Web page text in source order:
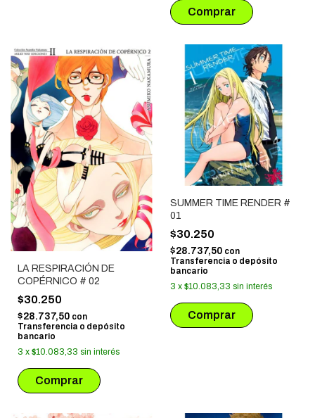
LA RESPIRACIÓN DE
COPÉRNICO # 02
$30.250
$28.737,50 con
Transferencia o depósito
bancario
3 x $10.083,33 sin interés
SUMMER TIME RENDER #
01
$30.250
$28.737,50 con
Transferencia o depósito
bancario
3 x $10.083,33 sin interés